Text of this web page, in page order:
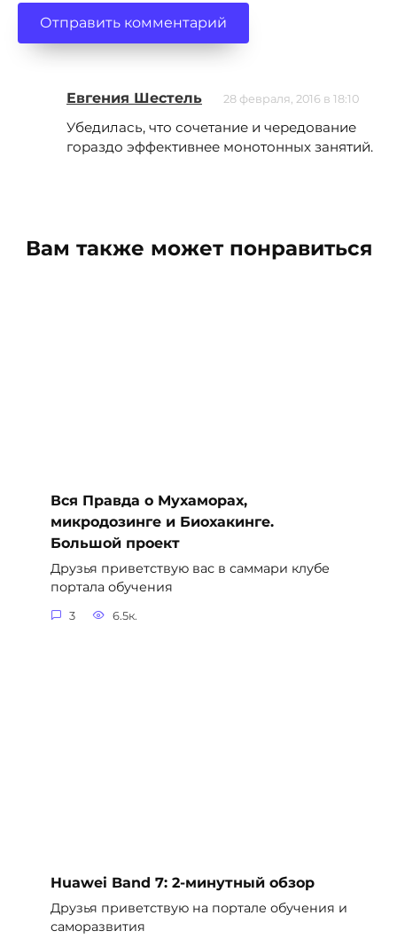
Евгения Шестель 28 февраля, 2016 в 18:10
Убедилась, что сочетание и чередование
гораздо эффективнее монотонных занятий.
Вам также может понравиться
Вся Правда о Мухаморах,
микродозинге и Биохакинге.
Большой проект
Друзья приветствую вас в саммари клубе
портала обучения
3 6.5к.
Huawei Band 7: 2-минутный обзор
Друзья приветствую на портале обучения и
саморазвития